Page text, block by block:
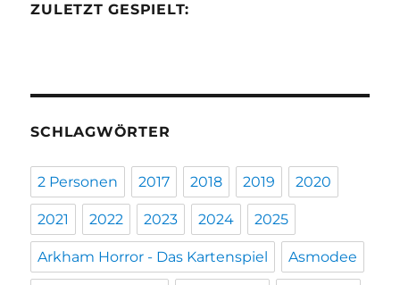
ZULETZT GESPIELT:
SCHLAGWÖRTER
2 Personen 2017 2018 2019 2020
2021 2022 2023 2024 2025
Arkham Horror - Das Kartenspiel Asmodee